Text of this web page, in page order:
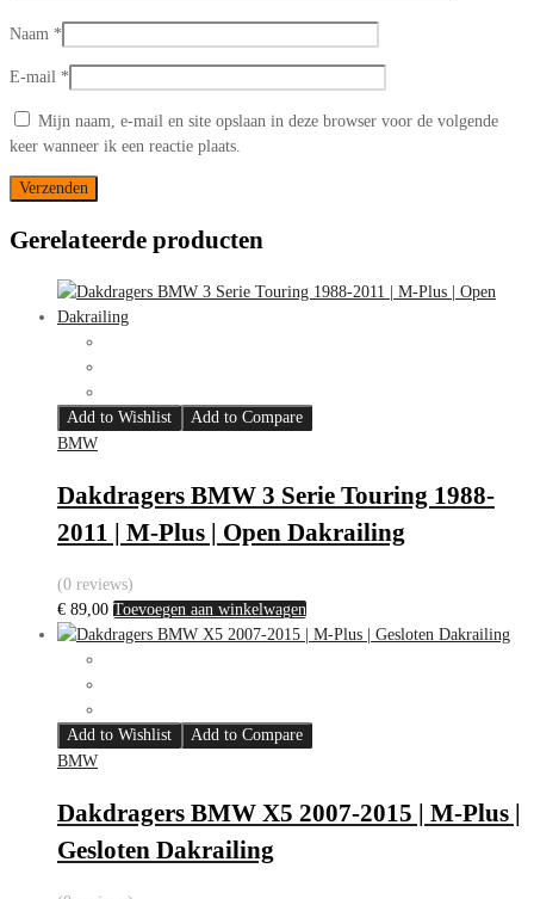
Naam *
E-mail *
Mijn naam, e-mail en site opslaan in deze browser voor de volgende
keer wanneer ik een reactie plaats.
Gerelateerde producten
Add to Wishlist
Add to Compare
BMW
Dakdragers BMW 3 Serie Touring 1988-
2011 | M-Plus | Open Dakrailing
(0 reviews)
€ 89,00 Toevoegen aan winkelwagen
Add to Wishlist
Add to Compare
BMW
Dakdragers BMW X5 2007-2015 | M-Plus |
Gesloten Dakrailing